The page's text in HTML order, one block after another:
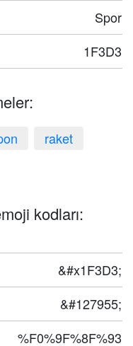
Spor
1F3D3
raket
kodları:
&#x1F3D3;
&#127955;
%F0%9F%8F%93